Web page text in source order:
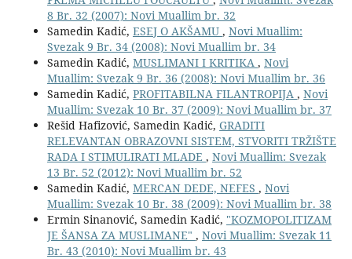
8 Br. 32 (2007): Novi Muallim br. 32
Samedin Kadić, ESEJ O AKŠAMU , Novi Muallim:
Svezak 9 Br. 34 (2008): Novi Muallim br. 34
Samedin Kadić, MUSLIMANI I KRITIKA , Novi
Muallim: Svezak 9 Br. 36 (2008): Novi Muallim br. 36
Samedin Kadić, PROFITABILNA FILANTROPIJA , Novi
Muallim: Svezak 10 Br. 37 (2009): Novi Muallim br. 37
Rešid Hafizović, Samedin Kadić, GRADITI
RELEVANTAN OBRAZOVNI SISTEM, STVORITI TRŽIŠTE
RADA I STIMULIRATI MLADE , Novi Muallim: Svezak
13 Br. 52 (2012): Novi Muallim br. 52
Samedin Kadić, MERCAN DEDE, NEFES , Novi
Muallim: Svezak 10 Br. 38 (2009): Novi Muallim br. 38
Ermin Sinanović, Samedin Kadić, "KOZMOPOLITIZAM
JE ŠANSA ZA MUSLIMANE" , Novi Muallim: Svezak 11
Br. 43 (2010): Novi Muallim br. 43